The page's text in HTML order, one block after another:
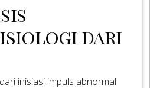
dari
inisiasi impuls abnormal